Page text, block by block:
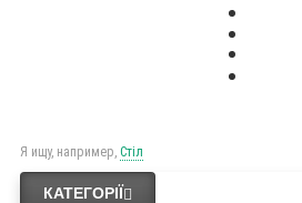
Я ищу, например, Стіл
КАТЕГОРІЇ